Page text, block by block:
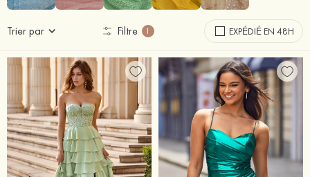
Trier par Filtre 1 EXPÉDIÉ EN 48H